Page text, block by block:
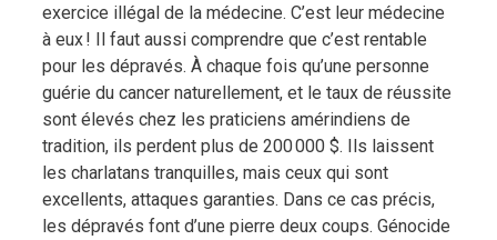
exercice illégal de la médecine. C’est leur médecine
à eux ! Il faut aussi comprendre que c’est rentable
pour les dépravés. À chaque fois qu’une personne
guérie du cancer naturellement, et le taux de réussite
sont élevés chez les praticiens amérindiens de
tradition, ils perdent plus de 200 000 $. Ils laissent
les charlatans tranquilles, mais ceux qui sont
excellents, attaques garanties. Dans ce cas précis,
les dépravés font d’une pierre deux coups. Génocide